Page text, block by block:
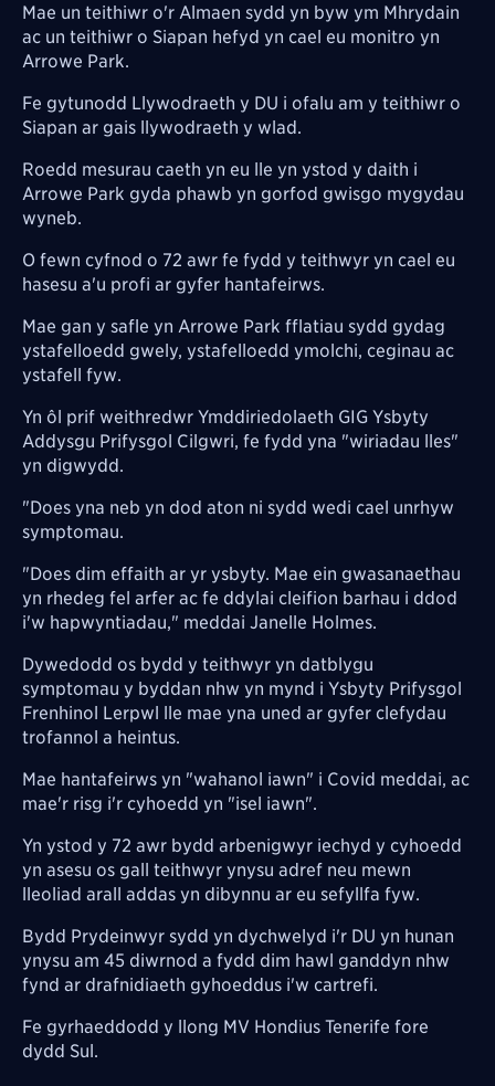
Mae un teithiwr o'r Almaen sydd yn byw ym Mhrydain
ac un teithiwr o Siapan hefyd yn cael eu monitro yn
Arrowe Park.
Fe gytunodd Llywodraeth y DU i ofalu am y teithiwr o
Siapan ar gais llywodraeth y wlad.
Roedd mesurau caeth yn eu lle yn ystod y daith i
Arrowe Park gyda phawb yn gorfod gwisgo mygydau
wyneb.
O fewn cyfnod o 72 awr fe fydd y teithwyr yn cael eu
hasesu a'u profi ar gyfer hantafeirws.
Mae gan y safle yn Arrowe Park fflatiau sydd gydag
ystafelloedd gwely, ystafelloedd ymolchi, ceginau ac
ystafell fyw.
Yn ôl prif weithredwr Ymddiriedolaeth GIG Ysbyty
Addysgu Prifysgol Cilgwri, fe fydd yna "wiriadau lles"
yn digwydd.
"Does yna neb yn dod aton ni sydd wedi cael unrhyw
symptomau.
"Does dim effaith ar yr ysbyty. Mae ein gwasanaethau
yn rhedeg fel arfer ac fe ddylai cleifion barhau i ddod
i'w hapwyntiadau," meddai Janelle Holmes.
Dywedodd os bydd y teithwyr yn datblygu
symptomau y byddan nhw yn mynd i Ysbyty Prifysgol
Frenhinol Lerpwl lle mae yna uned ar gyfer clefydau
trofannol a heintus.
Mae hantafeirws yn "wahanol iawn" i Covid meddai, ac
mae'r risg i'r cyhoedd yn "isel iawn".
Yn ystod y 72 awr bydd arbenigwyr iechyd y cyhoedd
yn asesu os gall teithwyr ynysu adref neu mewn
lleoliad arall addas yn dibynnu ar eu sefyllfa fyw.
Bydd Prydeinwyr sydd yn dychwelyd i'r DU yn hunan
ynysu am 45 diwrnod a fydd dim hawl ganddyn nhw
fynd ar drafnidiaeth gyhoeddus i'w cartrefi.
Fe gyrhaeddodd y llong MV Hondius Tenerife fore
dydd Sul.